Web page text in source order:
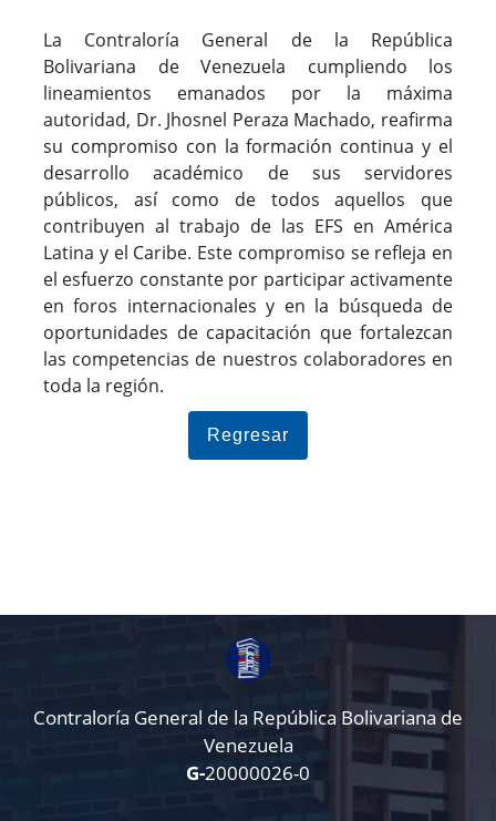
La Contraloría General de la República
Bolivariana de Venezuela cumpliendo los
lineamientos emanados por la máxima
autoridad, Dr. Jhosnel Peraza Machado, reafirma
su compromiso con la formación continua y el
desarrollo académico de sus servidores
públicos, así como de todos aquellos que
contribuyen al trabajo de las EFS en América
Latina y el Caribe. Este compromiso se refleja en
el esfuerzo constante por participar activamente
en foros internacionales y en la búsqueda de
oportunidades de capacitación que fortalezcan
las competencias de nuestros colaboradores en
toda la región.
Regresar
Contraloría General de la República Bolivariana de
Venezuela
G-20000026-0